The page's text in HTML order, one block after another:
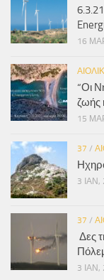
16
“Οι
ζωής
15
37 /
3 ΙΑΝ,
37 /
Δες
3 ΙΑΝ,